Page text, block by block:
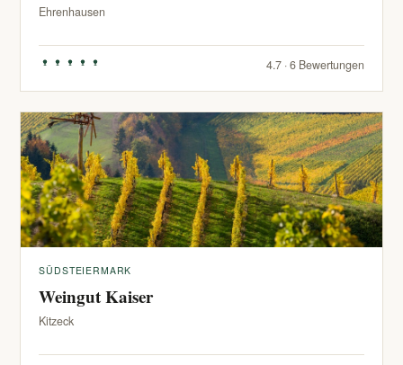
Ehrenhausen
4.7 · 6 Bewertungen
SÜDSTEIERMARK
Weingut Kaiser
Kitzeck